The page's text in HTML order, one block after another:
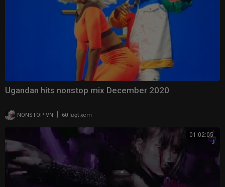
Ugandan hits nonstop mix December 2020
NONSTOP VN 60 lượt xem
01:02:05